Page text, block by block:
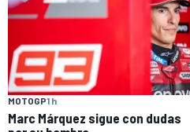
MOTOGP1 h
Marc Márquez sigue con dudas